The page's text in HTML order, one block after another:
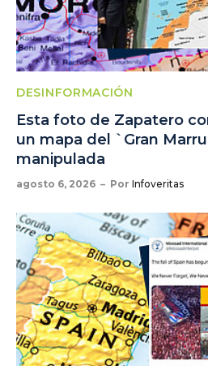
DESINFORMACIÓN
Esta foto de Zapatero
un mapa del `Gran
manipulada
agosto 6, 2026 Por Infoveritas